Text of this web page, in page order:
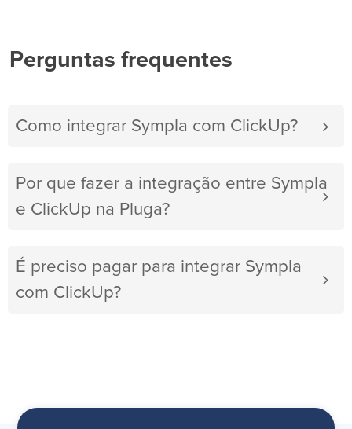
Perguntas frequentes
Como integrar Sympla com ClickUp?
Por que fazer a integração entre Sympla
e ClickUp na Pluga?
É preciso pagar para integrar Sympla
com ClickUp?